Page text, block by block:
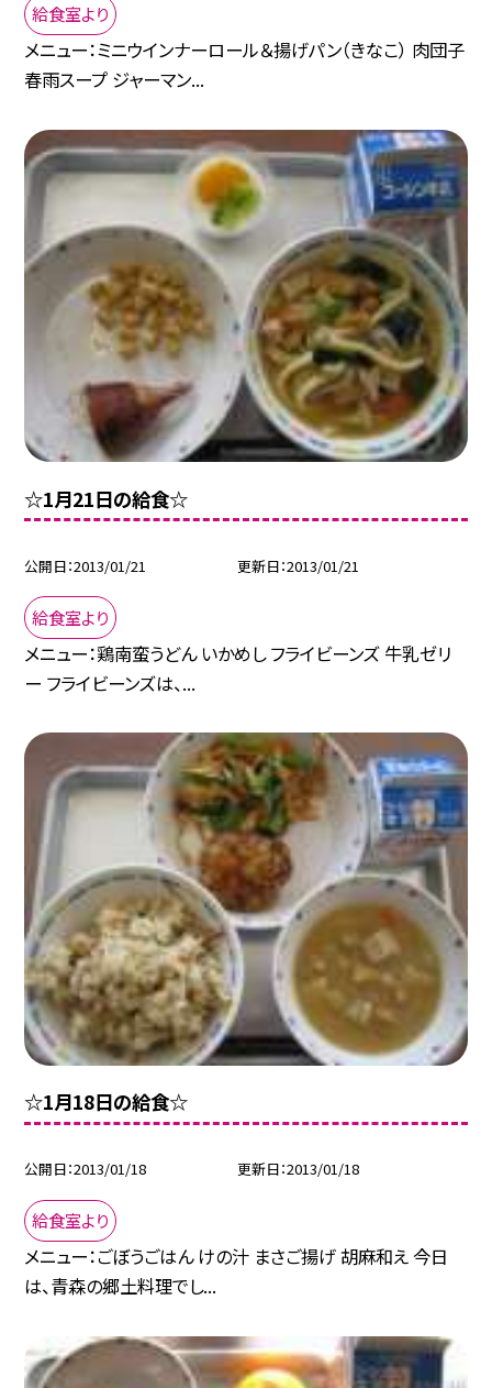
給食室より
メニュー：ミニウインナーロール＆揚げパン（きなこ） 肉団子
春雨スープ ジャーマン...
☆1月21日の給食☆
公開日 2013/01/21 更新日 2013/01/21
給食室より
メニュー：鶏南蛮うどん いかめし フライビーンズ 牛乳ゼリ
ー フライビーンズは、...
☆1月18日の給食☆
公開日 2013/01/18 更新日 2013/01/18
給食室より
メニュー：ごぼうごはん けの汁 まさご揚げ 胡麻和え 今日
は、青森の郷土料理でし...